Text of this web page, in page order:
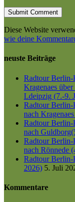
Diese Website
wie deine
neuste Beiträge
Radtour Berlin-
Kragenaes
Ldeipzig (7.-9.
Radtour Berlin-
nach
Radtour Berlin-
nach
Radtour Berlin-
nach Rönnede
Radtour Berlin-
2026) 5. Juli
Kommentare